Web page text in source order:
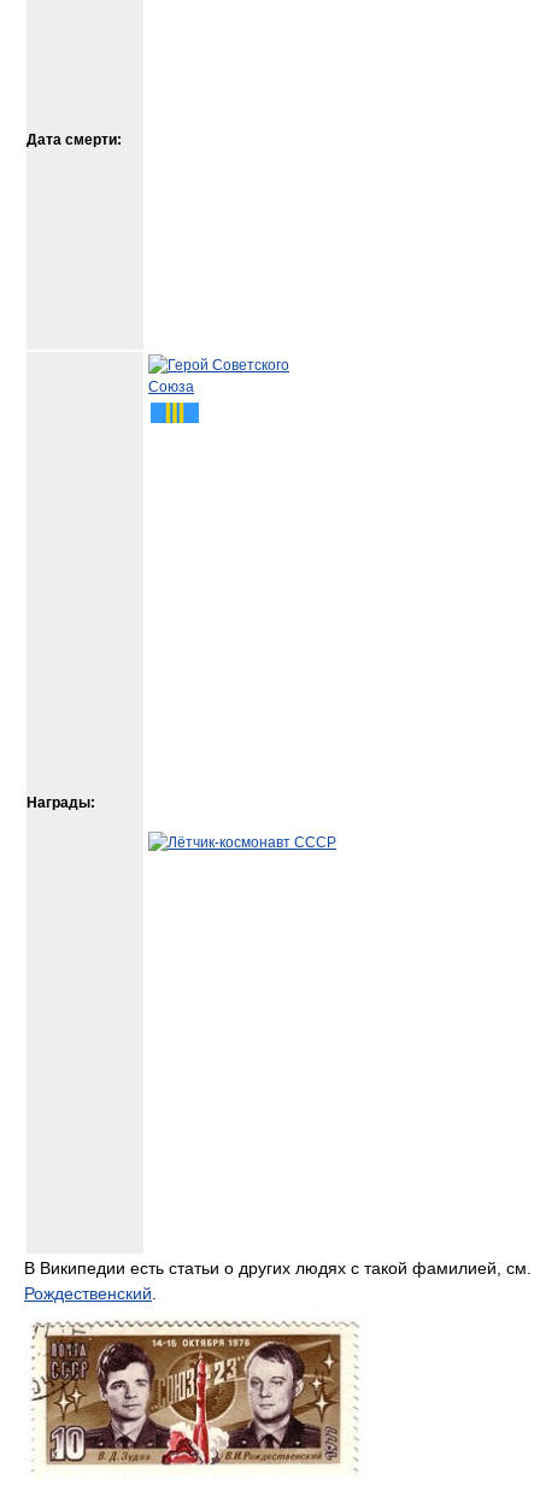
Дата смерти:
Награды:
В Википедии есть статьи о других людях с такой фамилией, см.
Рождественский